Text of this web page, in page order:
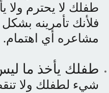
طفلك لا يحترم ولا
فلأنك تأمرينه بشكل
مشاعره أي اهتمام.
طفلك يأخذ ما
شيء لطفلك ولا